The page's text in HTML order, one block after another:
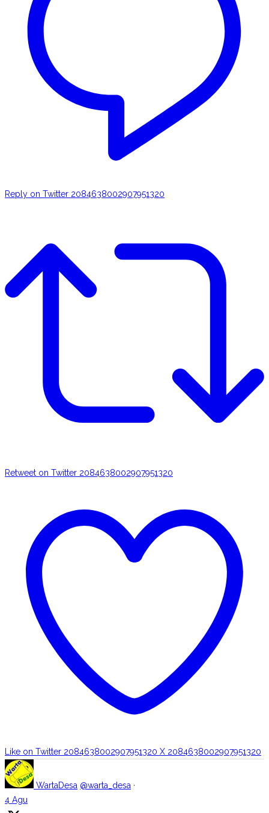
Reply on Twitter 2084638002907951320
Retweet on Twitter 2084638002907951320
Like on Twitter 2084638002907951320 X 2084638002907951320
WartaDesa @warta_desa ·
4 Agu